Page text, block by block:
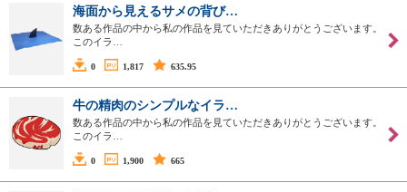
海面から見えるサメの背び…
数ある作品の中から私の作品を見ていただきありがとうございます。
このイラ…
0 1,817 635.95
牛の精肉のシンプルなイラ…
数ある作品の中から私の作品を見ていただきありがとうございます。
このイラ…
0 1,900 665